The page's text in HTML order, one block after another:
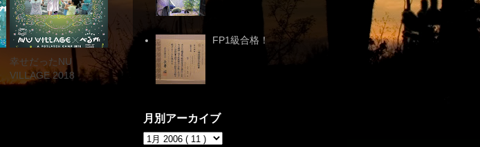
幸せだったNU
VILLAGE 2018
FP1級合格！
月別アーカイブ